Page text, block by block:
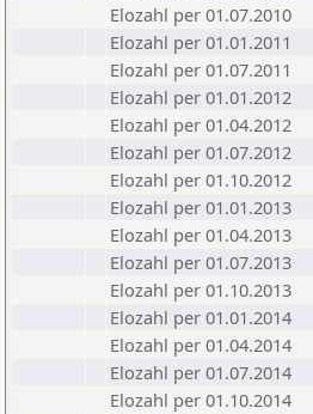
Elozahl per 01.07.2010
Elozahl per 01.01.2011
Elozahl per 01.07.2011
Elozahl per 01.01.2012
Elozahl per 01.04.2012
Elozahl per 01.07.2012
Elozahl per 01.10.2012
Elozahl per 01.01.2013
Elozahl per 01.04.2013
Elozahl per 01.07.2013
Elozahl per 01.10.2013
Elozahl per 01.01.2014
Elozahl per 01.04.2014
Elozahl per 01.07.2014
Elozahl per 01.10.2014